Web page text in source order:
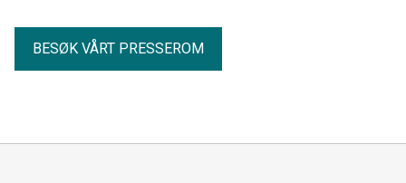
BESØK VÅRT PRESSEROM